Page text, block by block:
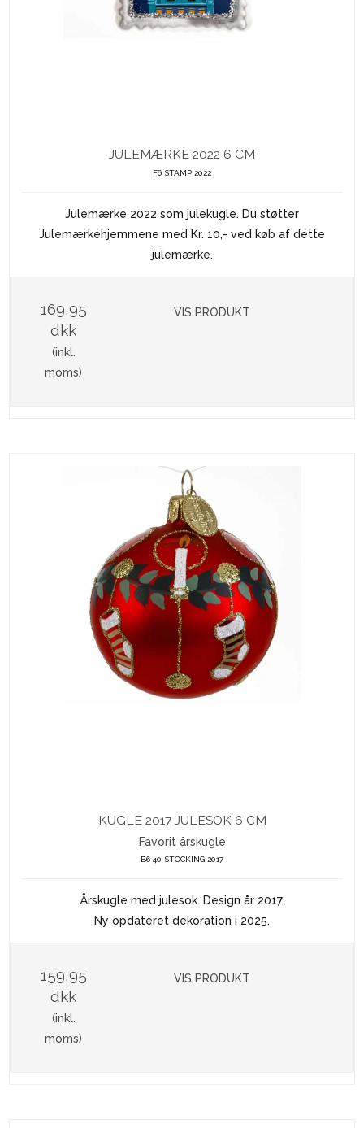
JULEMÆRKE 2022 6 CM
F6 STAMP 2022
Julemærke 2022 som julekugle. Du støtter
Julemærkehjemmene med Kr. 10,- ved køb af dette
julemærke.
169,95
dkk
(inkl.
moms)
VIS PRODUKT
KUGLE 2017 JULESOK 6 CM
Favorit årskugle
B6 40 STOCKING 2017
Årskugle med julesok. Design år 2017.
Ny opdateret dekoration i 2025.
159,95
dkk
(inkl.
moms)
VIS PRODUKT